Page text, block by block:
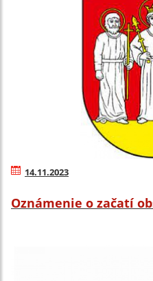
14.11.2023
Oznámenie o začatí